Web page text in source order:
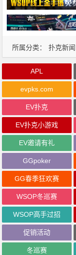
所属分类： 扑克新闻
APL
evpks.com
EV扑克
EV扑克小游戏
EV邀请有礼
GGpoker
GG春季狂欢赛
WSOP冬巡赛
WSOP高手过招
促销活动
冬巡赛